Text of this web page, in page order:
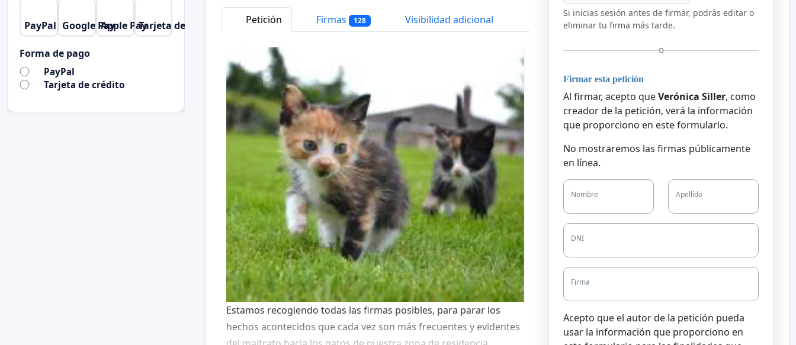
Petición Firmas 128 Visibilidad adicional
Estamos recogiendo todas las firmas posibles, para parar los
hechos acontecidos que cada vez son más frecuentes y evidentes
Si inicias sesión antes de firmar, podrás editar o
eliminar tu firma más tarde.
O
Firmar esta petición
Al firmar, acepto queVerónica Siller, como
creador de la petición, verá la información
que proporciono en este formulario.
No mostraremos las firmas públicamente
en línea.
Nombre Apellido
DNI
Firma
Acepto que el autor de la petición pueda
usar la información que proporciono en
PayPal Google PayApple PayTarjeta de crédito
Forma de pago
PayPal
Tarjeta de crédito